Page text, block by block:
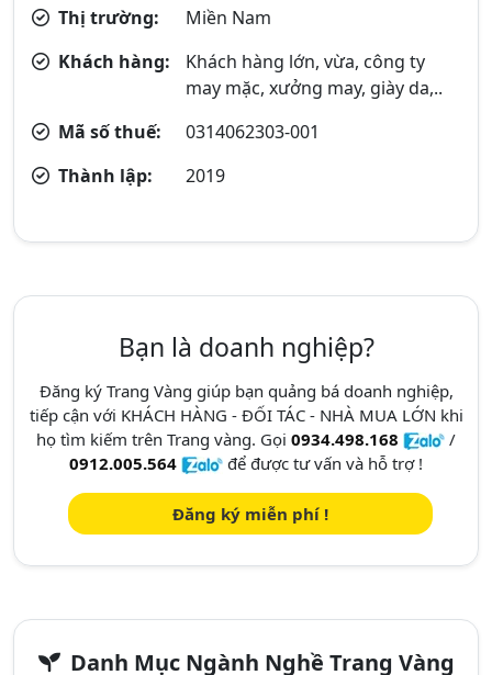
Thị trường:
Miền Nam
Khách hàng:
Khách hàng lớn, vừa, công ty
may mặc, xưởng may, giày da,..
Mã số thuế:
0314062303-001
Thành lập:
2019
Bạn là doanh nghiệp?
Đăng ký Trang Vàng giúp bạn quảng bá doanh nghiệp,
tiếp cận với KHÁCH HÀNG - ĐỐI TÁC - NHÀ MUA LỚN khi
họ tìm kiếm trên Trang vàng. Gọi 0934.498.168
/
0912.005.564
để được tư vấn và hỗ trợ !
Đăng ký miễn phí !
Danh Mục Ngành Nghề Trang Vàng